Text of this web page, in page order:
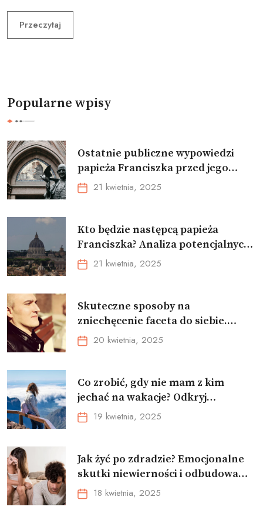
Przeczytaj
Popularne wpisy
Ostatnie publiczne wypowiedzi
papieża Franciszka przed jego
śmiercią. Analiza słów i przesłań
21 kwietnia, 2025
Kto będzie następcą papieża
Franciszka? Analiza potencjalnych
kandydatów i ich szans na
wyborach
21 kwietnia, 2025
Skuteczne sposoby na
zniechęcenie faceta do siebie.
Poznaj męskie reakcje i zachowania
20 kwietnia, 2025
Co zrobić, gdy nie mam z kim
jechać na wakacje? Odkryj
najlepsze sposoby na znalezienie
towarzysza podróży
19 kwietnia, 2025
Jak żyć po zdradzie? Emocjonalne
skutki niewierności i odbudowa
związku
18 kwietnia, 2025